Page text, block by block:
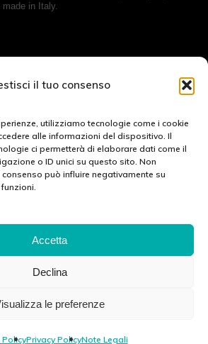
il tuo consenso
utilizziamo tecnologie come i cookie
alle informazioni del dispositivo. Il
ci permetterà di elaborare dati come il
o ID unici su questo sito. Non
può influire negativamente su
Accetta
Declina
le preferenze
Privacy PolicyNote Legali
made in Italy.
IN CONTATTO CON NOI:
Cookie Policy (EU)
Privacy Policy
73020 · Carpignano Salentino (LE) · ITALY
Cap. soc. e. l. 100.000.00 euro ·